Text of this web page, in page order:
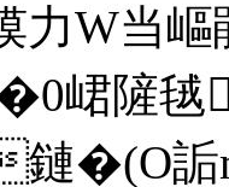
力W当
隡毧'
�(O詬m\